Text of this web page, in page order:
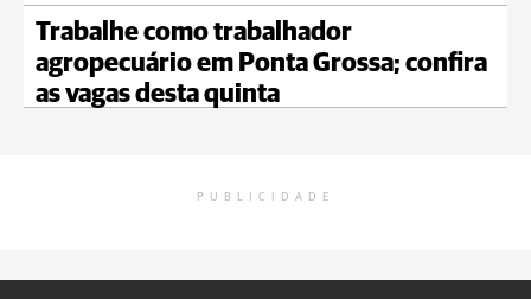
Trabalhe como trabalhador
agropecuário em Ponta Grossa; confira
as vagas desta quinta
PUBLICIDADE